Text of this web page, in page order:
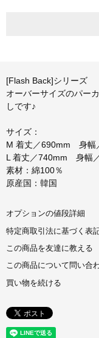
[Flash Back]シリーズ
オーバーサイズのパー
しです♪
サイズ：
M 着丈／690mm 身
L 着丈／740mm 身幅
素材：綿100％
原産国：韓国
オプションの値段詳細
特定商取引法に基づく表
この商品を友達に教える
この商品について問い合
買い物を続ける